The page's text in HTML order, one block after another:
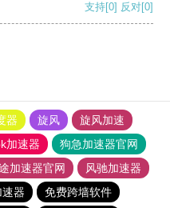
支持[0] 反对[0]
器 旋风
旋风加速
加速器
狗急加速器官网
加速器官网
风驰加速器
器 免费跨墙软件